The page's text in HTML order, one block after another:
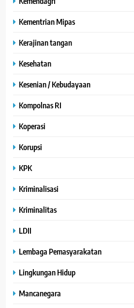
Kementrian Mipas
Kerajinan tangan
Kesehatan
Kesenian / Kebudayaan
Kompolnas RI
Koperasi
Korupsi
KPK
Kriminalisasi
Kriminalitas
LDII
Lembaga Pemasyarakatan
Lingkungan Hidup
Mancanegara